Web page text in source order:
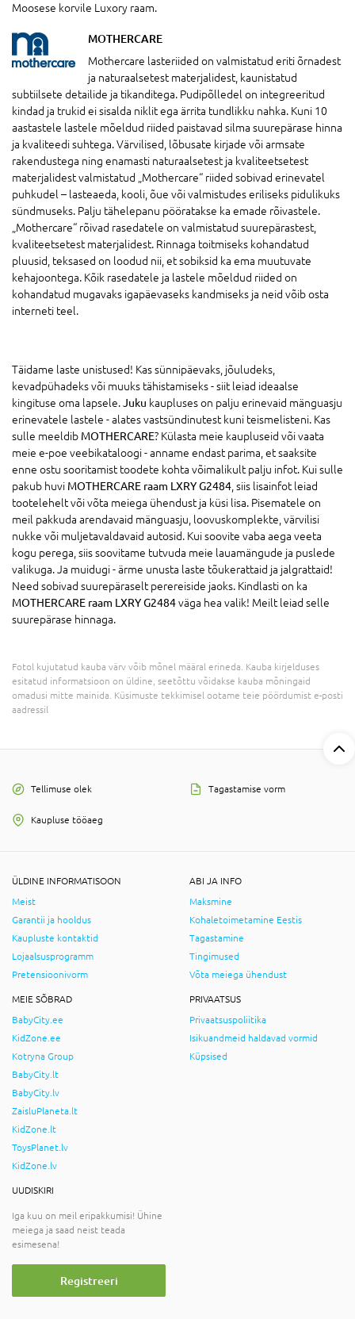
Moosese korvile Luxory raam.
MOTHERCARE
Mothercare lasteriided on valmistatud eriti õrnadest
ja naturaalsetest materjalidest, kaunistatud
subtiilsete detailide ja tikanditega. Pudipõlledel on integreeritud
kindad ja trukid ei sisalda niklit ega ärrita tundlikku nahka. Kuni 10
aastastele lastele mõeldud riided paistavad silma suurepärase hinna
ja kvaliteedi suhtega. Värvilised, lõbusate kirjade või armsate
rakendustega ning enamasti naturaalsetest ja kvaliteetsetest
materjalidest valmistatud „Mothercare“ riided sobivad erinevatel
puhkudel – lasteaeda, kooli, õue või valmistudes eriliseks pidulikuks
sündmuseks. Palju tähelepanu pööratakse ka emade rõivastele.
„Mothercare“ rõivad rasedatele on valmistatud suurepärastest,
kvaliteetsetest materjalidest. Rinnaga toitmiseks kohandatud
pluusid, teksased on loodud nii, et sobiksid ka ema muutuvate
kehajoontega. Kõik rasedatele ja lastele mõeldud riided on
kohandatud mugavaks igapäevaseks kandmiseks ja neid võib osta
interneti teel.
Täidame laste unistused! Kas sünnipäevaks, jõuludeks,
kevadpühadeks või muuks tähistamiseks - siit leiad ideaalse
kingituse oma lapsele.Juku kaupluses on palju erinevaid mänguasju
erinevatele lastele - alates vastsündinutest kuni teismelisteni. Kas
sulle meeldib MOTHERCARE? Külasta meie kaupluseid või vaata
meie e-poe veebikataloogi - anname endast parima, et saaksite
enne ostu sooritamist toodete kohta võimalikult palju infot. Kui sulle
pakub huvi MOTHERCARE raam LXRY G2484 , siis lisainfot leiad
tootelehelt või võta meiega ühendust ja küsi lisa. Pisematele on
meil pakkuda arendavaid mänguasju, loovuskomplekte, värvilisi
nukke või muljetavaldavaid autosid. Kui soovite vaba aega veeta
kogu perega, siis soovitame tutvuda meie lauamängude ja puslede
valikuga. Ja muidugi - ärme unusta laste tõukerattaid ja jalgrattaid!
Need sobivad suurepäraselt perereiside jaoks. Kindlasti on ka
MOTHERCARE raam LXRY G2484väga hea valik! Meilt leiad selle
suurepärase hinnaga.
Fotol kujutatud kauba värv võib mõnel määral erineda. Kauba kirjelduses
esitatud informatsioon on üldine, seetõttu võidakse kauba mõningaid
omadusi mitte mainida. Küsimuste tekkimisel ootame teie pöördumist e-posti
aadressil
Tellimuse olek Tagastamise vorm
Kaupluse tööaeg
ÜLDINE INFORMATISOON
Meist
Garantii ja hooldus
Kaupluste kontaktid
Lojaalsusprogramm
Pretensioonivorm
ABI JA INFO
Maksmine
Kohaletoimetamine Eestis
Tagastamine
Tingimused
Võta meiega ühendust
MEIE SÕBRAD
BabyCity.ee
KidZone.ee
Kotryna Group
BabyCity.lt
BabyCity.lv
ZaisluPlaneta.lt
KidZone.lt
ToysPlanet.lv
KidZone.lv
PRIVAATSUS
Privaatsuspoliitika
Isikuandmeid haldavad vormid
Küpsised
UUDISKIRI
Iga kuu on meil eripakkumisi! Ühine
meiega ja saad neist teada
esimesena!
Registreeri